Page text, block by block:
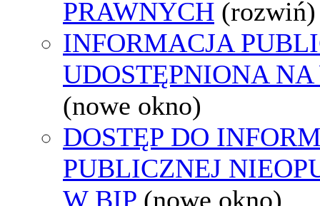
PRAWNYCH (rozwiń)
INFORMACJA
UDOSTĘPNIONA
(nowe okno)
DOSTĘP DO
PUBLICZNEJ
W BIP (nowe okno)